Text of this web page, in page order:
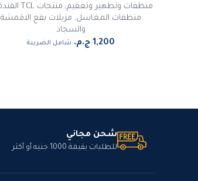
منظفات وتطهير وتعقيم, منتجات TCL الفندقية
منظفات المغاسل, مزيلات بقع الاقمشة
والسجاد
شامل الضريبة
شحن مجاني
للطلبات بقيمة 1000 جنيه أو أكثر